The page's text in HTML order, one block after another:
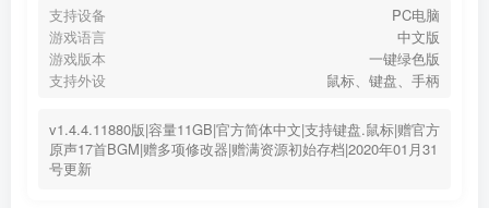
支持设备
PC电脑
游戏语言
中文版
游戏版本
一键绿色版
支持外设
鼠标、键盘、手柄
v1.4.4.11880版|容量11GB|官方简体中文|支持键盘.鼠标|赠官方
原声17首BGM|赠多项修改器|赠满资源初始存档|2020年01月31
号更新